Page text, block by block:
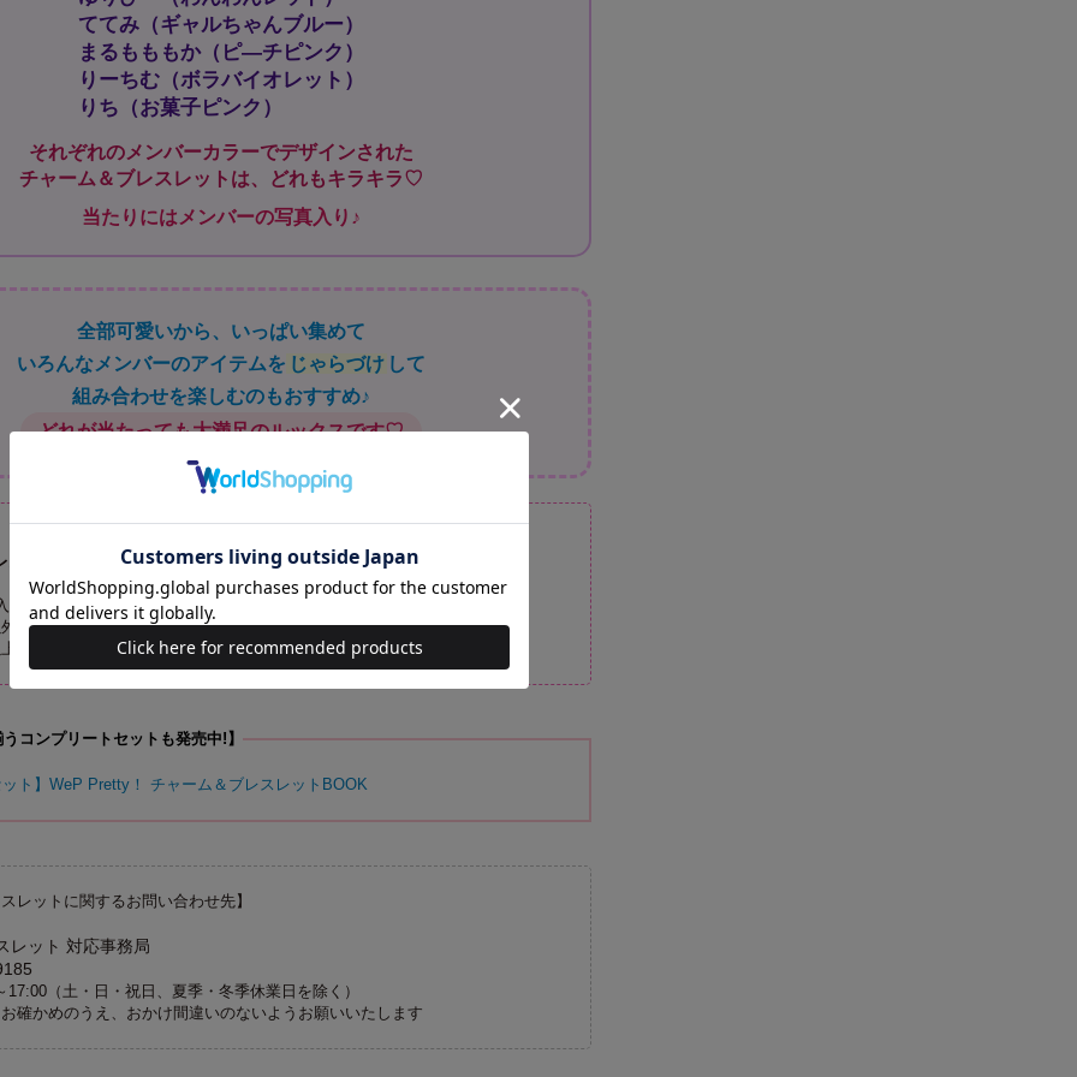
ててみ（ギャルちゃんブルー）
まるもももか（ピ―チピンク）
りーちむ（ボラバイオレット）
りち（お菓子ピンク）
それぞれのメンバーカラーでデザインされた
チャーム＆ブレスレットは、どれもキラキラ♡
当たりにはメンバーの写真入り♪
全部可愛いから、いっぱい集めて
いろんなメンバーのアイテムを じゃらづけ して
組み合わせを楽しむのもおすすめ♪
どれが当たっても大満足のルックスです♡
レット6種
っています
は商品に含まれません
コンプリートセットも発売中!】
ト】WeP Pretty！ チャーム＆ブレスレットBOOK
レットに関するお問い合わせ先】
レット 対応事務局
17:00（土・日・祝日、夏季・冬季休業日を除く）
確かめのうえ、おかけ間違いのないようお願いいたします